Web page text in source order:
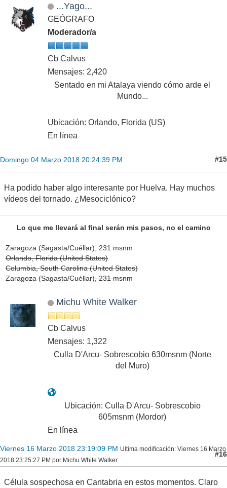
...Yago...
GEÓGRAFO
Moderador/a
Cb Calvus
Mensajes: 2,420
Sentado en mi Atalaya viendo cómo arde el
Mundo...
Ubicación: Orlando, Florida (US)
En línea
Domingo 04 Marzo 2018 20:24:39 PM #15
Ha podido haber algo interesante por Huelva. Hay muchos
vídeos del tornado. ¿Mesociclónico?
Lo que me llevará al final serán mis pasos, no el camino
Zaragoza (Sagasta/Cuéllar), 231 msnm
Orlando, Florida (United States)
Columbia, South Carolina (United States)
Zaragoza (Sagasta/Cuéllar), 231 msnm
Michu White Walker
Cb Calvus
Mensajes: 1,322
Culla D'Arcu- Sobrescobio 630msnm (Norte
del Muro)
Ubicación: Culla D'Arcu- Sobrescobio
605msnm (Mordor)
En línea
Viernes 16 Marzo 2018 23:19:09 PM Ultima modificación: Viernes 16 Marzo
2018 23:25:27 PM por Michu White Walker
#16
Célula sospechosa en Cantabria en estos momentos. Claro